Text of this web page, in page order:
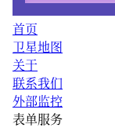
首页
卫星地图
关于
联系我们
外部监控
表单服务